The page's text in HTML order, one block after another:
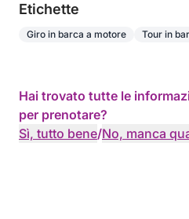
Etichette
Giro in barca a motore Tour in
Hai trovato tutte le
per prenotare?
Sì, tutto bene/No, manca